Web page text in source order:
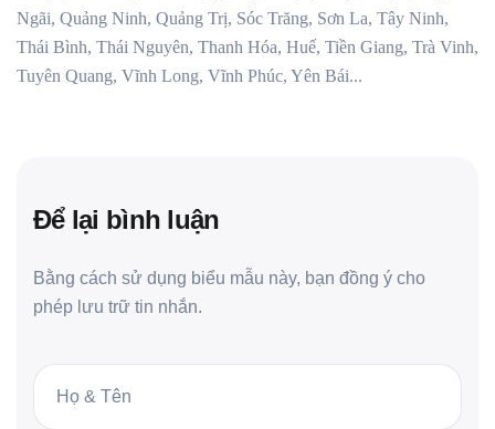
Ngãi, Quảng Ninh, Quảng Trị, Sóc Trăng, Sơn La, Tây Ninh,
Thái Bình, Thái Nguyên, Thanh Hóa, Huế, Tiền Giang, Trà Vinh,
Tuyên Quang, Vĩnh Long, Vĩnh Phúc, Yên Bái...
Để lại bình luận
Bằng cách sử dụng biểu mẫu này, bạn đồng ý cho
phép lưu trữ tin nhắn.